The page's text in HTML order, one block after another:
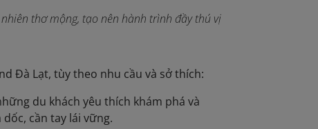
thơ mộng, tạo nên hành trình đầy thú vị
Đà Lạt, tùy theo nhu cầu và sở thích:
du khách yêu thích khám phá và
cần tay lái vững.